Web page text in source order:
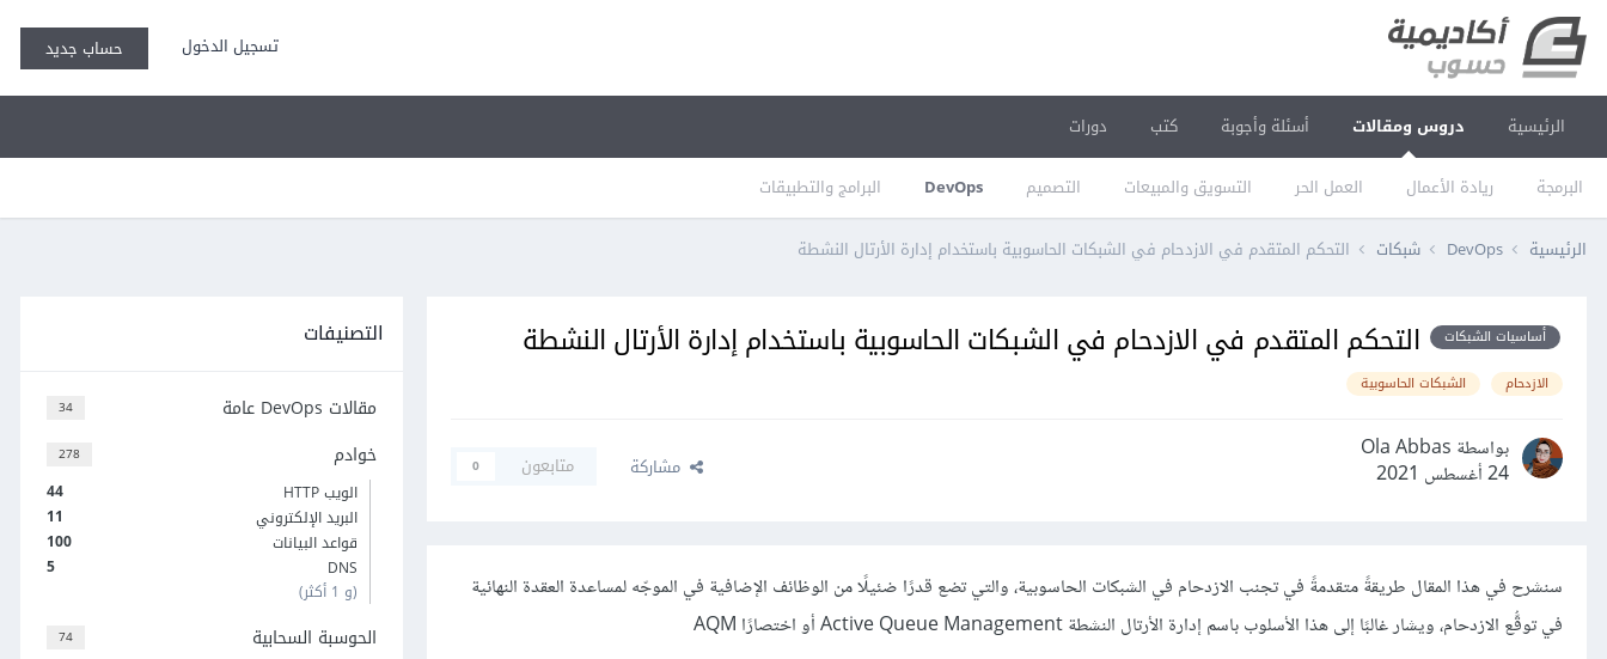
تسجيل الدخول حساب جديد
الرئيسية دروس ومقالات
البرمجة ريادة الأعمال العمل الحر التسويق والمبيعات التصميم DevOps البرامج والتطبيقات
أسئلة وأجوبة كتب دورات
الرئيسية DevOps شبكات التحكم المتقدم في الازدحام في الشبكات الحاسوبية باستخدام إدارة الأرتال النشطة
أساسيات الشبكات التحكم المتقدم في الازدحام في الشبكات الحاسوبية باستخدام إدارة الأرتال النشطة
الازدحام الشبكات الحاسوبية
بواسطة Ola Abbas
24 أغسطس 2021
مشاركة متابعون 0
سنشرح في هذا المقال طريقةً متقدمةً في تجنب الازدحام في الشبكات الحاسوبية، والتي تضع قدرًا ضئيلًا من الوظائف الإضافية في الموجّه لمساعدة العقدة النهائية
في توقُّع الازدحام، ويشار غالبًا إلى هذا الأسلوب باسم إدارة الأرتال النشطة Active Queue Management أو اختصارًا AQM
التصنيفات
34 مقالات DevOps عامة
278 خوادم
44
الويب HTTP
11
البريد الإلكتروني
100
قواعد البيانات
5
DNS
(و 1 أكثر)
74 الحوسبة السحابية